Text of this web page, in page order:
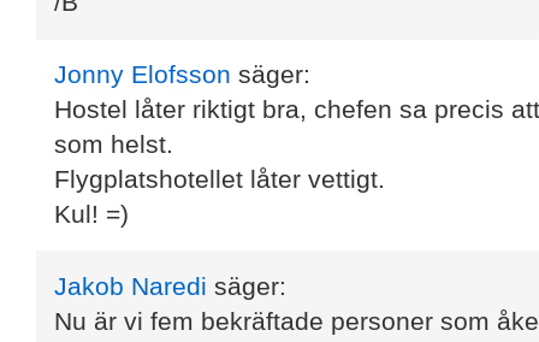
Jonny Elofsson säger:
Hostel låter riktigt bra, chefen sa precis
som helst.
Flygplatshotellet låter vettigt.
Kul! =)
Jakob Naredi säger:
Nu är vi fem bekräftade personer som